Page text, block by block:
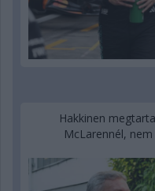
Hakkinen
McLarennél,